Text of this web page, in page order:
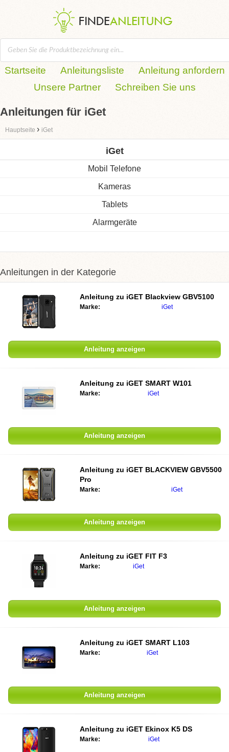
Startseite Anleitungsliste
Anleitung anfordern
Unsere Partner
Schreiben Sie uns
Anleitungen für iGet
Hauptseite › iGet
iGet
Mobil Telefone
Kameras
Tablets
Alarmgeräte
Anleitungen in der Kategorie
Anleitung zu iGET Blackview GBV5100
Marke: iGet
Anleitung anzeigen
Anleitung zu iGET SMART W101
Marke: iGet
Anleitung anzeigen
Anleitung zu iGET BLACKVIEW GBV5500
Pro
Marke: iGet
Anleitung anzeigen
Anleitung zu iGET FIT F3
Marke: iGet
Anleitung anzeigen
Anleitung zu iGET SMART L103
Marke: iGet
Anleitung anzeigen
Anleitung zu iGET Ekinox K5 DS
Marke: iGet